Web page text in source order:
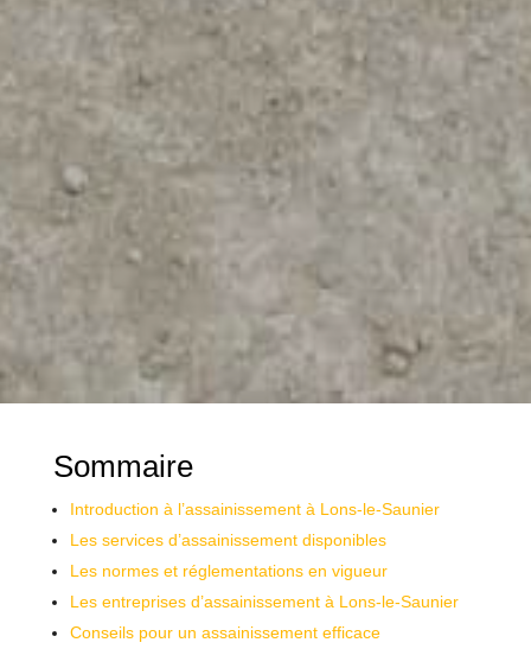
Sommaire
Introduction à l’assainissement à Lons-le-Saunier
Les services d’assainissement disponibles
Les normes et réglementations en vigueur
Les entreprises d’assainissement à Lons-le-Saunier
Conseils pour un assainissement efficace